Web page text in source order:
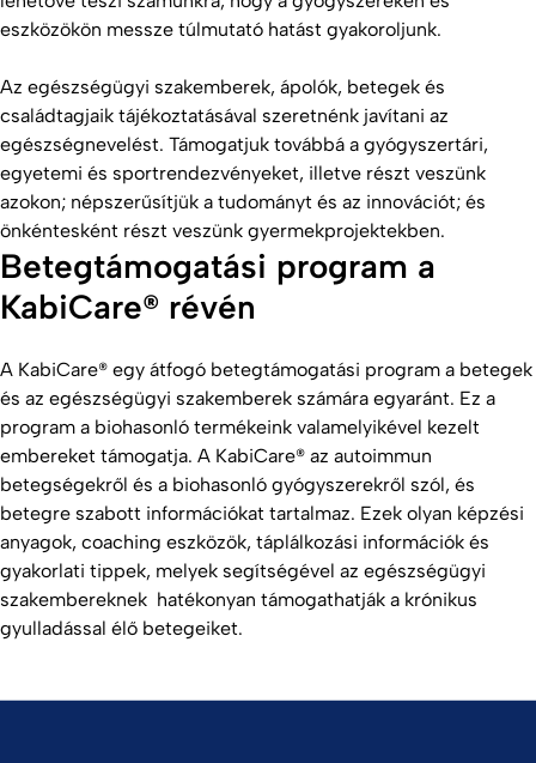
eszközökön messze túlmutató hatást gyakoroljunk.
Az egészségügyi szakemberek, ápolók, betegek és
családtagjaik tájékoztatásával szeretnénk javítani az
egészségnevelést. Támogatjuk továbbá a gyógyszertári,
egyetemi és sportrendezvényeket, illetve részt veszünk
azokon; népszerűsítjük a tudományt és az innovációt; és
önkéntesként részt veszünk gyermekprojektekben.
Betegtámogatási program a
KabiCare® révén
A KabiCare® egy átfogó betegtámogatási program a betegek
és az egészségügyi szakemberek számára egyaránt. Ez a
program a biohasonló termékeink valamelyikével kezelt
embereket támogatja. A KabiCare® az autoimmun
betegségekről és a biohasonló gyógyszerekről szól, és
betegre szabott információkat tartalmaz. Ezek olyan képzési
anyagok, coaching eszközök, táplálkozási információk és
gyakorlati tippek, melyek segítségével az egészségügyi
szakembereknek hatékonyan támogathatják a krónikus
gyulladással élő betegeiket.